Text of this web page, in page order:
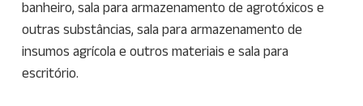
banheiro, sala para armazenamento de agrotóxicos e
outras substâncias, sala para armazenamento de
insumos agrícola e outros materiais e sala para
escritório.